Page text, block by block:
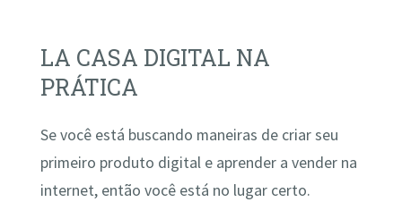
LA CASA DIGITAL NA
PRÁTICA
Se você está buscando maneiras de criar seu
primeiro produto digital e aprender a vender na
internet, então você está no lugar certo.